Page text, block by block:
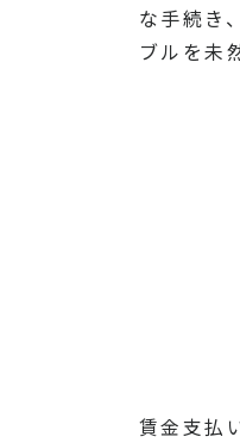
な手続き
ブルを未
賃金支払